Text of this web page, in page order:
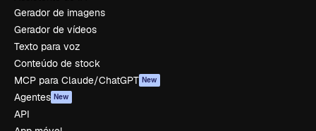
Gerador de imagens
Gerador de vídeos
Texto para voz
Conteúdo de stock
MCP para Claude/ChatGPT New
Agentes New
API